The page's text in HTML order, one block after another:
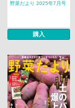
野菜だより 2025年7月号
購入